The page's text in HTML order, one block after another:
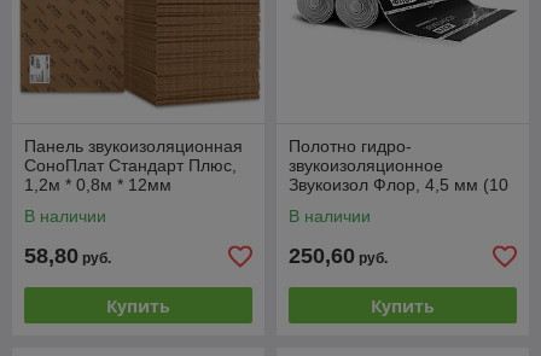
Панель звукоизоляционная
СоноПлат Стандарт Плюс,
1,2м * 0,8м * 12мм
В наличии
58,80 руб.
Купить
Полотно гидро-
звукоизоляционное
Звукоизол Флор, 4,5 мм (10
В наличии
250,60 руб.
Купить